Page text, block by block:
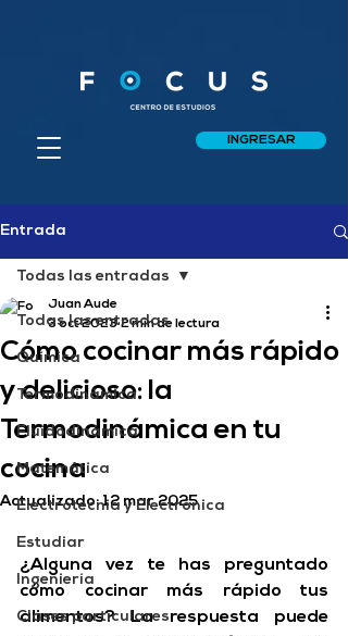
INGRESAR
Entrada
Todas las entradas
Química
Termodinámica
Fluidodinámica
Matemática
Electrotecnia y Electrónica
Estudiar
Ingeniería
Clases particulares
Todas las entradas
Cómo cocinar más rápido
y delicioso: la
Termodinámica en tu
cocina
Juan Aude
3 oct 2023 2 min de lectura
Actualizado:12 mar 2025
¿Alguna vez te has preguntado
cómo cocinar más rápido tus
alimentos? La respuesta puede